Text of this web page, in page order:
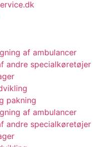
af ambulancer
andre specialkøretøjer
pakning
af ambulancer
andre specialkøretøjer